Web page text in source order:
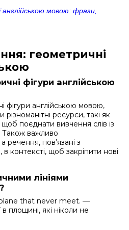
англійською мовою: фрази,
геометричні
фігури англійською
фігури англійською мовою,
ресурси, такі як
щоб поєднати вивчення слів із
Також важливо
речення, пов’язані з
контексті, щоб закріпити нові
лініями
plane that never meet. —
в площині, які ніколи не